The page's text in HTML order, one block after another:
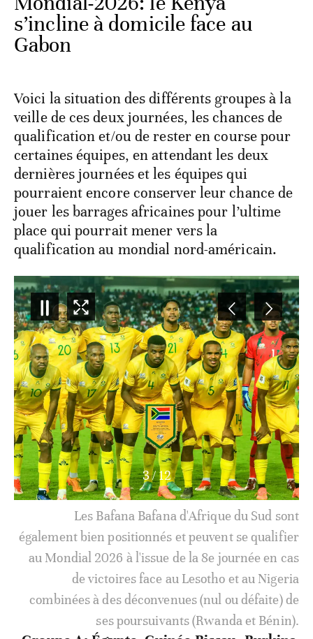
s’incline à domicile face au
Gabon
Voici la situation des différents groupes à la
veille de ces deux journées, les chances de
qualification et/ou de rester en course pour
certaines équipes, en attendant les deux
dernières journées et les équipes qui
pourraient encore conserver leur chance de
jouer les barrages africaines pour l’ultime
place qui pourrait mener vers la
qualification au mondial nord-américain.
3/12
Les Bafana Bafana d'Afrique du Sud sont
également bien positionnés et peuvent se qualifier
au Mondial 2026 à l'issue de la 8e journée en cas
de victoires face au Lesotho et au Nigeria
combinées à des déconvenues (nul ou défaite) de
ses poursuivants (Rwanda et Bénin).